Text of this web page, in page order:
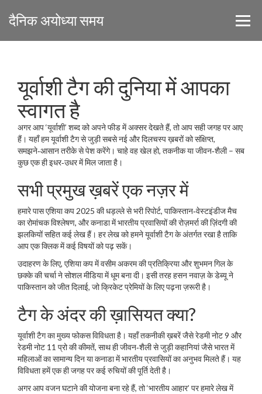
दैनिक अयोध्या समय
यूर्वाशी टैग की दुनिया में आपका
स्वागत है
अगर आप ‘यूर्वाशी’ शब्द को अपने फीड में अक्सर देखते हैं, तो आप सही जगह पर आए
हैं। यहाँ हम यूर्वाशी टैग से जुड़ी सबसे नई और दिलचस्प ख़बरों को संक्षिप्त,
समझने‑आसान तरीके से पेश करेंगे। चाहे वह खेल हो, तकनीक या जीवन‑शैली – सब
कुछ एक ही इधर‑उधर में मिल जाता है।
सभी प्रमुख ख़बरें एक नज़र में
हमारे पास एशिया कप 2025 की धड़ल्ले से भरी रिपोर्ट, पाकिस्तान‑वेस्टइंडीज मैच
का रोमांचक विश्लेषण, और कनाडा में भारतीय प्रवासियों की रोज़मर्रा की ज़िंदगी की
झलकियों सहित कई लेख हैं। हर लेख को हमने यूर्वाशी टैग के अंतर्गत रखा है ताकि
आप एक क्लिक में कई विषयों को पढ़ सकें।
उदाहरण के लिए, एशिया कप में वसीम अकरम की प्रतिक्रिया और शुभमन गिल के
छक्के की चर्चा ने सोशल मीडिया में धूम बना दी। इसी तरह हसन नवाज़ के डेब्यू ने
पाकिस्तान को जीत दिलाई, जो क्रिकेट प्रेमियों के लिए पढ़ना ज़रूरी है।
टैग के अंदर की ख़ासियत क्या?
यूर्वाशी टैग का मुख्य फोकस विविधता है। यहाँ तकनीकी ख़बरें जैसे रेडमी नोट 9 और
रेडमी नोट 11 प्रो की कीमतें, साथ ही जीवन‑शैली से जुड़ी कहानियां जैसे भारत में
महिलाओं का सामान्य दिन या कनाडा में भारतीय प्रवासियों का अनुभव मिलते हैं। यह
विविधता हमें एक ही जगह पर कई रुचियों की पूर्ति देती है।
अगर आप वजन घटाने की योजना बना रहे हैं, तो ‘भारतीय आहार’ पर हमारे लेख में